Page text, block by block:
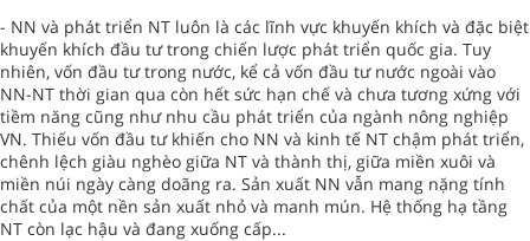
- NN và phát triển NT luôn là các lĩnh vực khuyến khích và đặc biệt
khuyến khích đầu tư trong chiến lược phát triển quốc gia. Tuy
nhiên, vốn đầu tư trong nước, kể cả vốn đầu tư nước ngoài vào
NN-NT thời gian qua còn hết sức hạn chế và chưa tương xứng với
tiềm năng cũng như nhu cầu phát triển của ngành nông nghiệp
VN. Thiếu vốn đầu tư khiến cho NN và kinh tế NT chậm phát triển,
chênh lệch giàu nghèo giữa NT và thành thị, giữa miền xuôi và
miền núi ngày càng doãng ra. Sản xuất NN vẫn mang nặng tính
chất của một nền sản xuất nhỏ và manh mún. Hệ thống hạ tầng
NT còn lạc hậu và đang xuống cấp...